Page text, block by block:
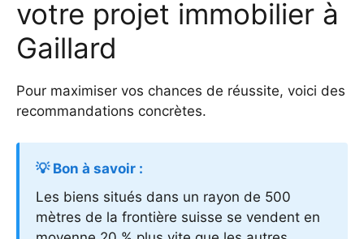
votre projet immobilier à
Gaillard
Pour maximiser vos chances de réussite, voici des
recommandations concrètes.
💡 Bon à savoir :
Les biens situés dans un rayon de 500
mètres de la frontière suisse se vendent en